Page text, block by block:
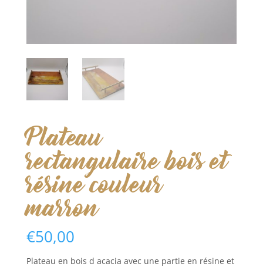
Plateau
rectangulaire bois et
résine couleur
marron
€50,00
Plateau en bois d acacia avec une partie en résine et